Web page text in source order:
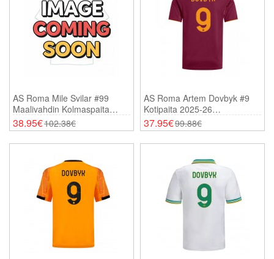
AS Roma Mile Svilar #99
Maalivahdin Kolmaspaita
2025-26 Pitkähihainen
38.95€102.38€
AS Roma Artem Dovbyk #9
Kotipaita 2025-26
Lyhythihainen
37.95€99.88€